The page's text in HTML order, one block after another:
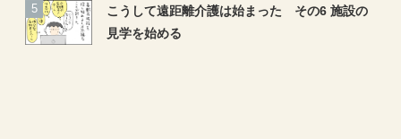
こうして遠距離介護は始まった その6 施設の
見学を始める